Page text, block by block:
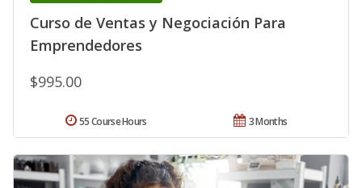
Curso de Ventas y Negociación Para
Emprendedores
$995.00
3 Months
55 Course Hours